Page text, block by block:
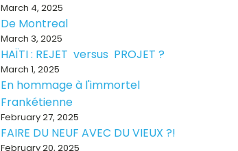
March 4, 2025
De Montreal
March 3, 2025
HAÏTI : REJET versus PROJET ?
March 1, 2025
En hommage à l'immortel
Frankétienne
February 27, 2025
FAIRE DU NEUF AVEC DU VIEUX ?!
February 20, 2025